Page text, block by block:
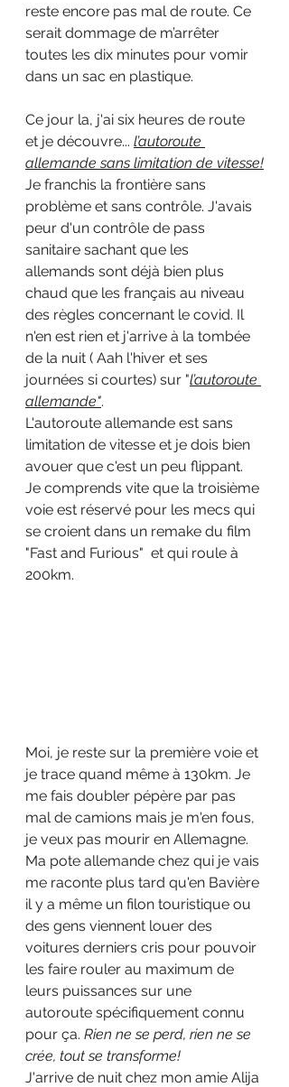
reste encore pas mal de route. Ce
serait dommage de m’arrêter
toutes les dix minutes pour vomir
dans un sac en plastique.
Ce jour la, j'ai six heures de route
et je découvre... l’autoroute
allemande sans limitation de vitesse!
Je franchis la frontière sans
problème et sans contrôle. J'avais
peur d'un contrôle de pass
sanitaire sachant que les
allemands sont déjà bien plus
chaud que les français au niveau
des règles concernant le covid. Il
n'en est rien et j'arrive à la tombée
de la nuit ( Aah l'hiver et ses
journées si courtes) sur "l’autoroute
allemande".
L'autoroute allemande est sans
limitation de vitesse et je dois bien
avouer que c'est un peu flippant.
Je comprends vite que la troisième
voie est réservé pour les mecs qui
se croient dans un remake du film
"Fast and Furious"  et qui roule à
200km.
Moi, je reste sur la première voie et
je trace quand même à 130km. Je
me fais doubler pépère par pas
mal de camions mais je m'en fous,
je veux pas mourir en Allemagne.
Ma pote allemande chez qui je vais
me raconte plus tard qu'en Bavière
il y a même un filon touristique ou
des gens viennent louer des
voitures derniers cris pour pouvoir
les faire rouler au maximum de
leurs puissances sur une
autoroute spécifiquement connu
pour ça. Rien ne se perd, rien ne se
crée, tout se transforme!
J'arrive de nuit chez mon amie Alija